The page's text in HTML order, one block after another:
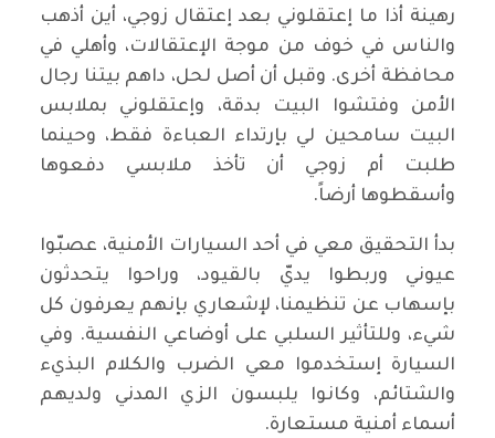
رهينة أذا ما إعتقلوني بعد إعتقال زوجي، أين أذهب
والناس في خوف من موجة الإعتقالات، وأهلي في
محافظة أخرى. وقبل أن أصل لحل، داهم بيتنا رجال
الأمن وفتشوا البيت بدقة، وإعتقلوني بملابس
البيت سامحين لي بإرتداء العباءة فقط، وحينما
طلبت أم زوجي أن تأخذ ملابسي دفعوها
وأسقطوها أرضاً.
بدأ التحقيق معي في أحد السيارات الأمنية، عصبّوا
عيوني وربطوا يديّ بالقيود، وراحوا يتحدثون
بإسهاب عن تنظيمنا، لإشعاري بإنهم يعرفون كل
شيء، وللتأثير السلبي على أوضاعي النفسية. وفي
السيارة إستخدموا معي الضرب والكلام البذيء
والشتائم، وكانوا يلبسون الزي المدني ولديهم
أسماء أمنية مستعارة.